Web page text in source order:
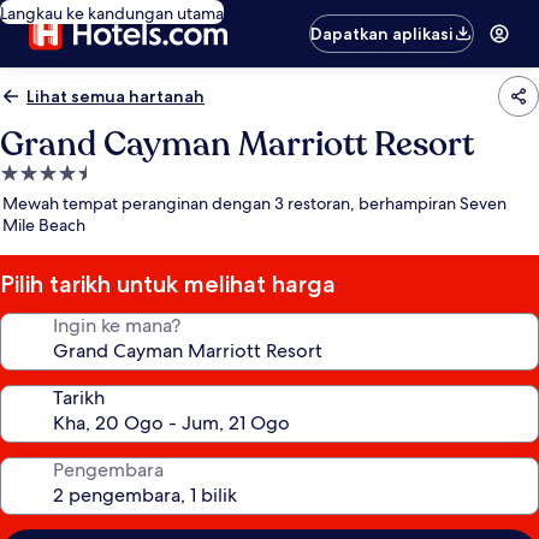
Langkau ke kandungan utama
Dapatkan aplikasi
Lihat semua hartanah
Grand Cayman Marriott Resort
Hartanah
4.5
bintang
Mewah tempat peranginan dengan 3 restoran, berhampiran Seven
Mile Beach
Pilih tarikh untuk melihat harga
Ingin ke mana?
Tarikh
Pengembara